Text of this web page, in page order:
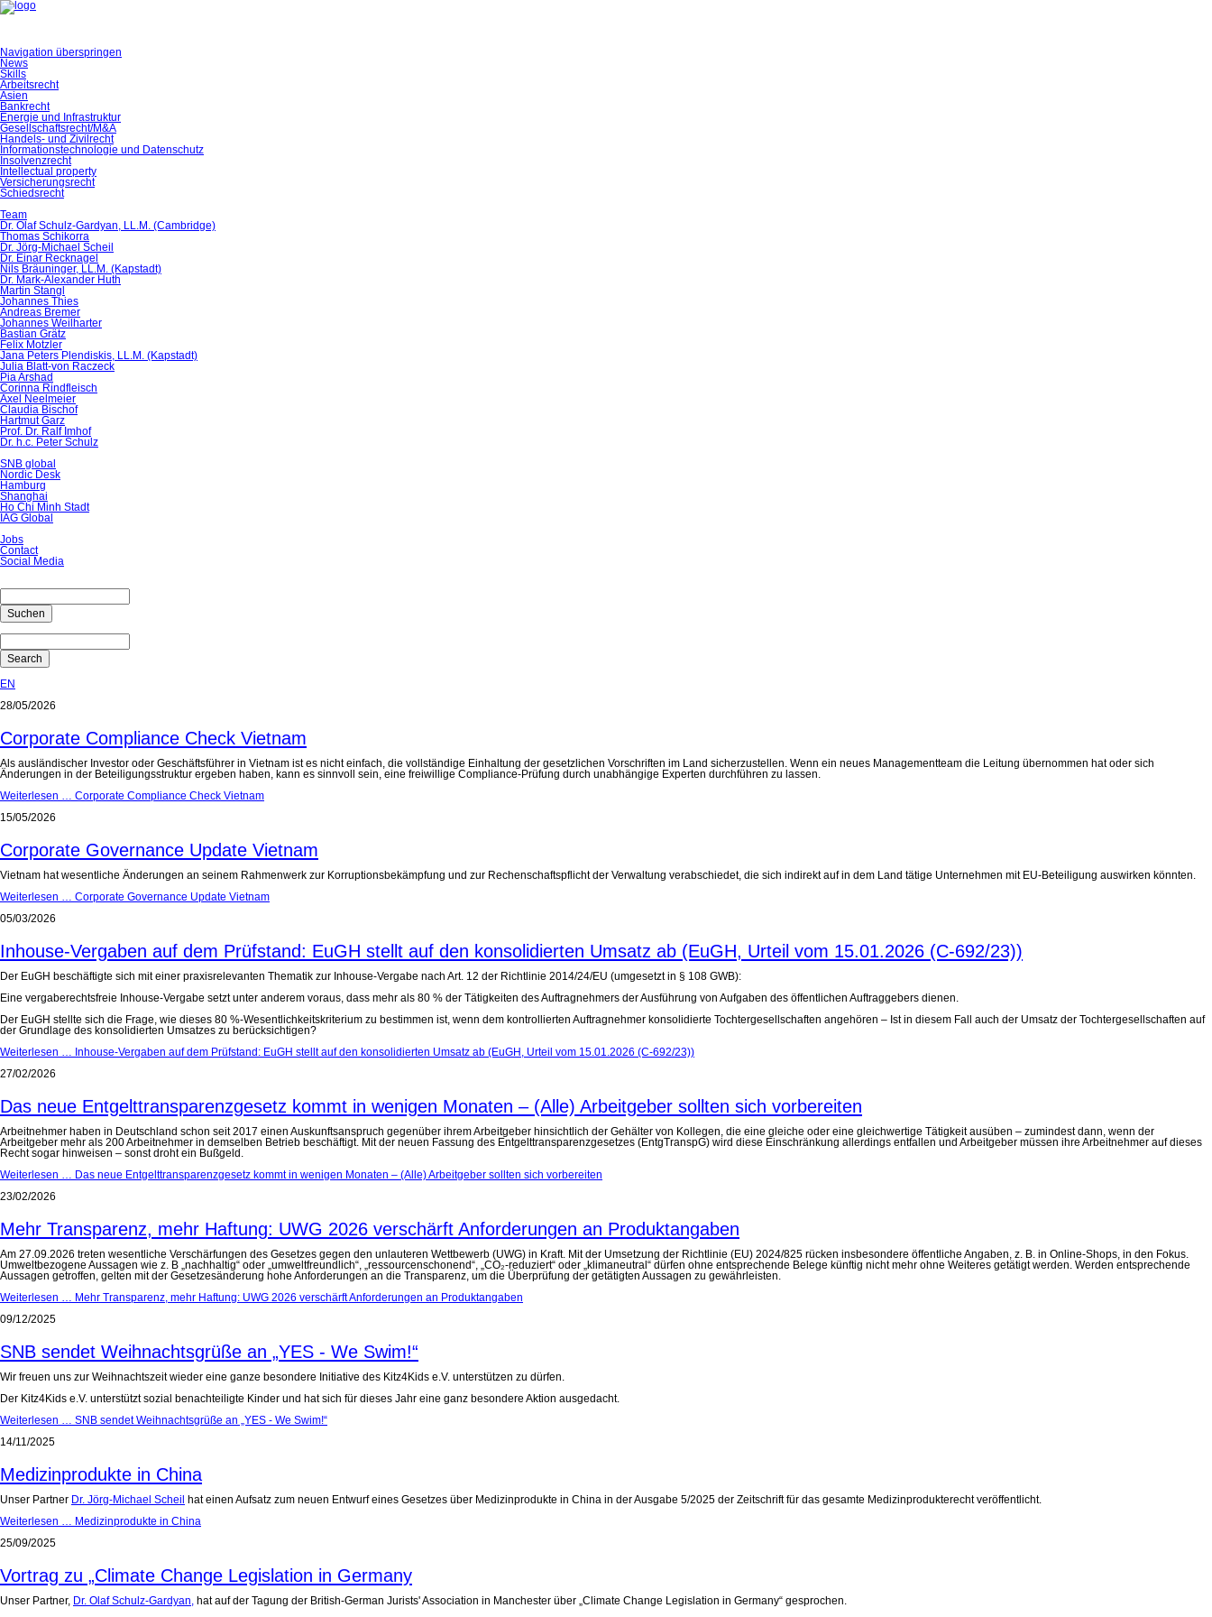
Navigation überspringen
News
Skills
Arbeitsrecht
Asien
Bankrecht
Energie und Infrastruktur
Gesellschaftsrecht/M&A
Handels- und Zivilrecht
Informationstechnologie und Datenschutz
Insolvenzrecht
Intellectual property
Versicherungsrecht
Schiedsrecht
Team
Dr. Olaf Schulz-Gardyan, LL.M. (Cambridge)
Thomas Schikorra
Dr. Jörg-Michael Scheil
Dr. Einar Recknagel
Nils Bräuninger, LL.M. (Kapstadt)
Dr. Mark-Alexander Huth
Martin Stangl
Johannes Thies
Andreas Bremer
Johannes Weilharter
Bastian Grätz
Felix Motzler
Jana Peters Plendiskis, LL.M. (Kapstadt)
Julia Blatt-von Raczeck
Pia Arshad
Corinna Rindfleisch
Axel Neelmeier
Claudia Bischof
Hartmut Garz
Prof. Dr. Ralf Imhof
Dr. h.c. Peter Schulz
SNB global
Nordic Desk
Hamburg
Shanghai
Ho Chi Minh Stadt
IAG Global
Jobs
Contact
Social Media
Suchen
Search
EN
28/05/2026
Corporate Compliance Check Vietnam
Als ausländischer Investor oder Geschäftsführer in Vietnam ist es nicht einfach, die vollständige Einhaltung der gesetzlichen Vorschriften im Land sicherzustellen. Wenn ein neues Managementteam die Leitung übernommen hat oder sich
Änderungen in der Beteiligungsstruktur ergeben haben, kann es sinnvoll sein, eine freiwillige Compliance-Prüfung durch unabhängige Experten durchführen zu lassen.
Weiterlesen … Corporate Compliance Check Vietnam
15/05/2026
Corporate Governance Update Vietnam
Vietnam hat wesentliche Änderungen an seinem Rahmenwerk zur Korruptionsbekämpfung und zur Rechenschaftspflicht der Verwaltung verabschiedet, die sich indirekt auf in dem Land tätige Unternehmen mit EU-Beteiligung auswirken könnten.
Weiterlesen … Corporate Governance Update Vietnam
05/03/2026
Inhouse-Vergaben auf dem Prüfstand: EuGH stellt auf den konsolidierten Umsatz ab (EuGH, Urteil vom 15.01.2026 (C-692/23))
Der EuGH beschäftigte sich mit einer praxisrelevanten Thematik zur Inhouse-Vergabe nach Art. 12 der Richtlinie 2014/24/EU (umgesetzt in § 108 GWB):
Eine vergaberechtsfreie Inhouse-Vergabe setzt unter anderem voraus, dass mehr als 80 % der Tätigkeiten des Auftragnehmers der Ausführung von Aufgaben des öffentlichen Auftraggebers dienen.
Der EuGH stellte sich die Frage, wie dieses 80 %-Wesentlichkeitskriterium zu bestimmen ist, wenn dem kontrollierten Auftragnehmer konsolidierte Tochtergesellschaften angehören – Ist in diesem Fall auch der Umsatz der Tochtergesellschaften auf
der Grundlage des konsolidierten Umsatzes zu berücksichtigen?
Weiterlesen … Inhouse-Vergaben auf dem Prüfstand: EuGH stellt auf den konsolidierten Umsatz ab (EuGH, Urteil vom 15.01.2026 (C-692/23))
27/02/2026
Das neue Entgelttransparenzgesetz kommt in wenigen Monaten – (Alle) Arbeitgeber sollten sich vorbereiten
Arbeitnehmer haben in Deutschland schon seit 2017 einen Auskunftsanspruch gegenüber ihrem Arbeitgeber hinsichtlich der Gehälter von Kollegen, die eine gleiche oder eine gleichwertige Tätigkeit ausüben – zumindest dann, wenn der
Arbeitgeber mehr als 200 Arbeitnehmer in demselben Betrieb beschäftigt. Mit der neuen Fassung des Entgelttransparenzgesetzes (EntgTranspG) wird diese Einschränkung allerdings entfallen und Arbeitgeber müssen ihre Arbeitnehmer auf dieses
Recht sogar hinweisen – sonst droht ein Bußgeld.
Weiterlesen … Das neue Entgelttransparenzgesetz kommt in wenigen Monaten – (Alle) Arbeitgeber sollten sich vorbereiten
23/02/2026
Mehr Transparenz, mehr Haftung: UWG 2026 verschärft Anforderungen an Produktangaben
Am 27.09.2026 treten wesentliche Verschärfungen des Gesetzes gegen den unlauteren Wettbewerb (UWG) in Kraft. Mit der Umsetzung der Richtlinie (EU) 2024/825 rücken insbesondere öffentliche Angaben, z. B. in Online-Shops, in den Fokus.
Umweltbezogene Aussagen wie z. B „nachhaltig“ oder „umweltfreundlich“, „ressourcenschonend“, „CO₂-reduziert“ oder „klimaneutral“ dürfen ohne entsprechende Belege künftig nicht mehr ohne Weiteres getätigt werden. Werden entsprechende
Aussagen getroffen, gelten mit der Gesetzesänderung hohe Anforderungen an die Transparenz, um die Überprüfung der getätigten Aussagen zu gewährleisten.
Weiterlesen … Mehr Transparenz, mehr Haftung: UWG 2026 verschärft Anforderungen an Produktangaben
09/12/2025
SNB sendet Weihnachtsgrüße an „YES - We Swim!“
Wir freuen uns zur Weihnachtszeit wieder eine ganze besondere Initiative des Kitz4Kids e.V. unterstützen zu dürfen.
Der Kitz4Kids e.V. unterstützt sozial benachteiligte Kinder und hat sich für dieses Jahr eine ganz besondere Aktion ausgedacht.
Weiterlesen … SNB sendet Weihnachtsgrüße an „YES - We Swim!“
14/11/2025
Medizinprodukte in China
Unser Partner Dr. Jörg-Michael Scheil hat einen Aufsatz zum neuen Entwurf eines Gesetzes über Medizinprodukte in China in der Ausgabe 5/2025 der Zeitschrift für das gesamte Medizinprodukterecht veröffentlicht.
Weiterlesen … Medizinprodukte in China
25/09/2025
Vortrag zu „Climate Change Legislation in Germany
Unser Partner, Dr. Olaf Schulz-Gardyan, hat auf der Tagung der British-German Jurists' Association in Manchester über „Climate Change Legislation in Germany“ gesprochen.